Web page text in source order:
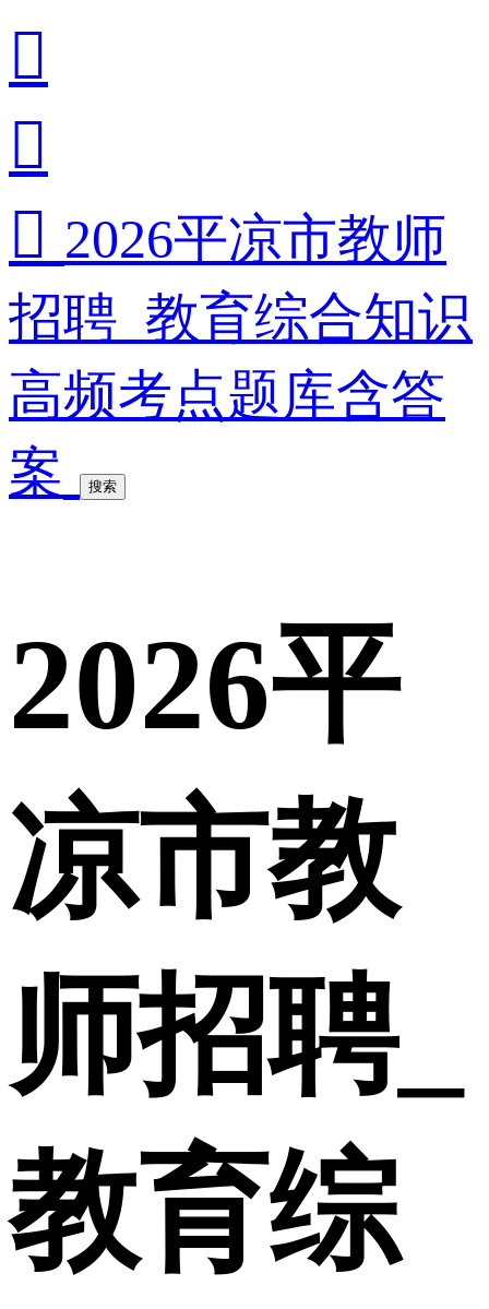


 2026平凉市教师
招聘_教育综合知识
高频考点题库含答
案
搜索
2026平
凉市教
师招聘_
教育综